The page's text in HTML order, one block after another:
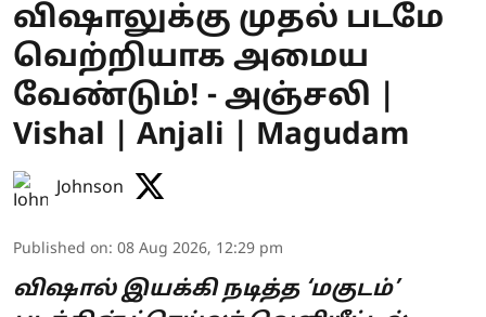
விஷாலுக்கு முதல் படமே
வெற்றியாக அமைய
வேண்டும்! - அஞ்சலி |
Vishal | Anjali | Magudam
Johnson
Published on: 08 Aug 2026, 12:29 pm
விஷால் இயக்கி நடித்த ‘மகுடம்’